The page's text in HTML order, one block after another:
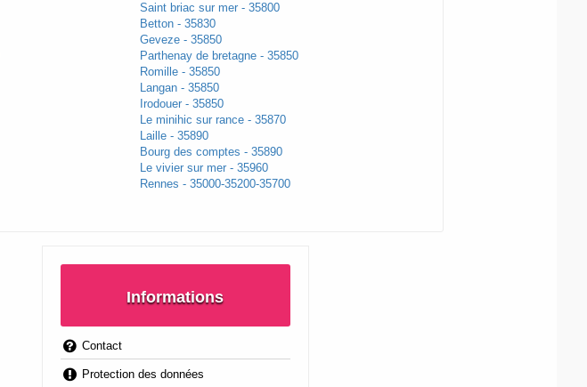
Saint briac sur mer - 35800
Betton - 35830
Geveze - 35850
Parthenay de bretagne - 35850
Romille - 35850
Langan - 35850
Irodouer - 35850
Le minihic sur rance - 35870
Laille - 35890
Bourg des comptes - 35890
Le vivier sur mer - 35960
Rennes - 35000-35200-35700
Informations
Contact
Protection des données